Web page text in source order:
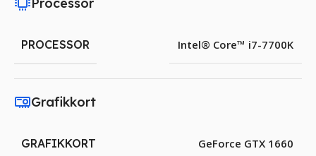
PROCESSOR Intel® Core™ i7-7700K
Grafikkort
GRAFIKKORT GeForce GTX 1660